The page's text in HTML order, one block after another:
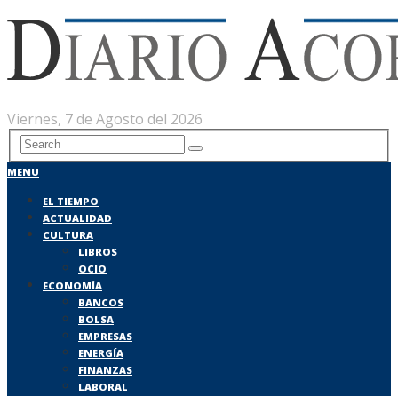
Viernes, 7 de Agosto del 2026
MENU
EL TIEMPO
ACTUALIDAD
CULTURA
LIBROS
OCIO
ECONOMÍA
BANCOS
BOLSA
EMPRESAS
ENERGÍA
FINANZAS
LABORAL